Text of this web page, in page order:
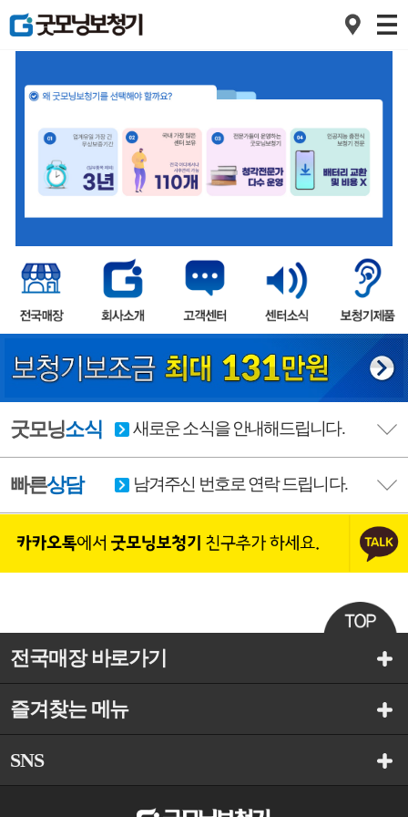
2
3
굿모닝소식 새로운 소식을 안내해드립니다.
빠른상담 남겨주신 번호로 연락 드립니다.
전국매장 바로가기
즐겨찾는 메뉴
SNS